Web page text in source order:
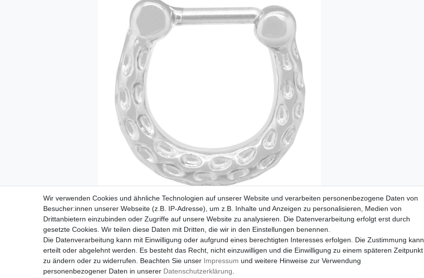
Wir verwenden Cookies und ähnliche Technologien auf unserer Website und verarbeiten personenbezogene Daten von
Besucher:innen unserer Webseite (z.B. IP-Adresse), um z.B. Inhalte und Anzeigen zu personalisieren, Medien von
Drittanbietern einzubinden oder Zugriffe auf unsere Website zu analysieren. Die Datenverarbeitung erfolgt erst durch
gesetzte Cookies. Wir teilen diese Daten mit Dritten, die wir in den Einstellungen benennen.
Die Datenverarbeitung kann mit Einwilligung oder aufgrund eines berechtigten Interesses erfolgen. Die Zustimmung kann
erteilt oder abgelehnt werden. Es besteht das Recht, nicht einzuwilligen und die Einwilligung zu einem späteren Zeitpunkt
zu ändern oder zu widerrufen. Beachten Sie unser Impressum und weitere Hinweise zur Verwendung
personenbezogener Daten in unserer Daten­schutz­erklärung